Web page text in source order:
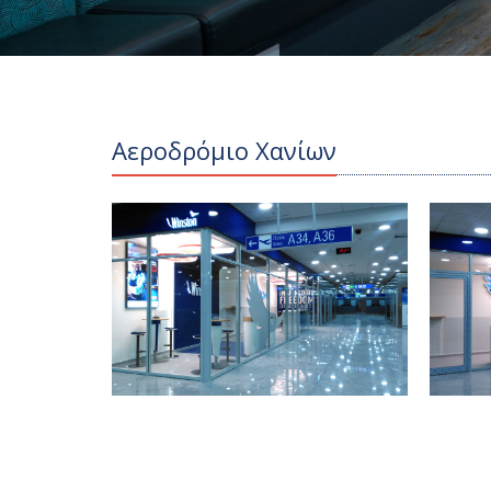
Αεροδρόμιο Χανίων